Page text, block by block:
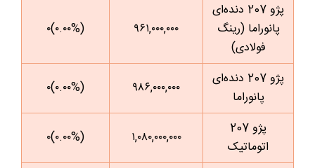
پژو 207 دنده‌ای
پانوراما (رینگ
فولادی)
۹۶۱,۰۰۰,۰۰۰ (۰.۰۰%)۰
پژو 207 دنده‌ای
پانوراما
۹۸۶,۰۰۰,۰۰۰ (۰.۰۰%)۰
پژو 207
اتوماتیک
۱,۰۸۰,۰۰۰,۰۰۰ (۰.۰۰%)۰